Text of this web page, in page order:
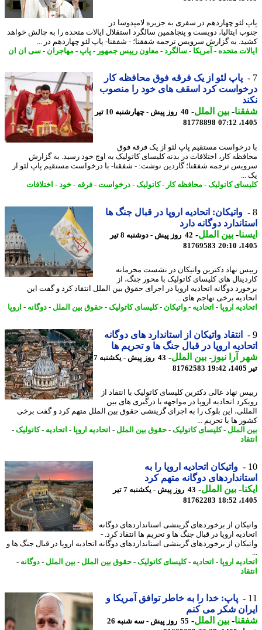
لئو چهاردهم در سفری به جزیره لامپدوسا در
ایتالیا، دویست و پنجاهمین سالگرد استقلال ایالات متحده را به چالش خواهد
به گزارش سرویس ترجمه شفقنا؛ - شفقنا- پاپ لئو چهاردهم در ...
متحده-آمریکا- سالگرد-معاون رییس جمهور-پاپ-مهاجران- سی ان ان
پاپ لئو از یک فرقه فوق محافظه کار
کرد اسقف های خود را منصوب
-بین الملل-
40 روز پیش - چهارشنبه 10 تیر
81778898
مستقیم پاپ لئو از یک فرقه فوق
کار، اختلافات در بدنه کلیسای کاتولیک به اوج خود رسید. به گزارش
ترجمه شفقنا؛ گاردین نوشت: - شفقنا- با درخواست مستقیم پاپ لئو از
کاتولیک-محافظه کار-کاتولیک-درخواست -فرقه- خود -اختلافات
واتیکان: اتحادیه اروپا در قبال جنگ ها
دوگانه دارد
-بین الملل-
42 روز پیش - دوشنبه 8 تیر
81769583
نهاد دکترین واتیکان در نشست محرمانه
های کلیسای کاتولیک با محور جنگ، از
دوگانه اتحادیه اروپا در اجرای حقوق بین الملل انتقاد کرد و گفت این
برخی تهاجم های ...
اروپا - اتحادیه-واتیکان-کلیسای کاتولیک-حقوق بین الملل-دوگانه-اروپا
انتقاد واتیکان از استاندارد های دوگانه
اروپا در قبال جنگ ها و تحریم ها
آرا نیوز-بین الملل-
43 روز پیش - یکشنبه 7
81762583
نهاد عالی دکترین کلیسای کاتولیک با انتقاد از
اتحادیه اروپا در مواجهه با درگیری های بین
این بلوک را به اجرای گزینشی حقوق بین الملل متهم کرد و گفت برخی
ها با تحریم ...
الملل-کلیسای کاتولیک-حقوق بین الملل-اتحادیه اروپا - اتحادیه-کاتولیک-
واتیکان اتحادیه اروپا را به
دوگانه متهم کرد
-بین الملل-
43 روز پیش - یکشنبه 7 تیر
81762283
از برخوردهای گزینشی استانداردهای دوگانه
اروپا در قبال جنگ ها و تحریم ها انتقاد کرد. -
از برخوردهای گزینشی استانداردهای دوگانه اتحادیه اروپا در قبال جنگ ها و
اروپا - اتحادیه-کلیسای کاتولیک-حقوق بین الملل-بین الملل-دوگانه-
پاپ: خدا را به خاطر توافق آمریکا و
شکر می کنم
-بین الملل-
55 روز پیش - سه شنبه 26